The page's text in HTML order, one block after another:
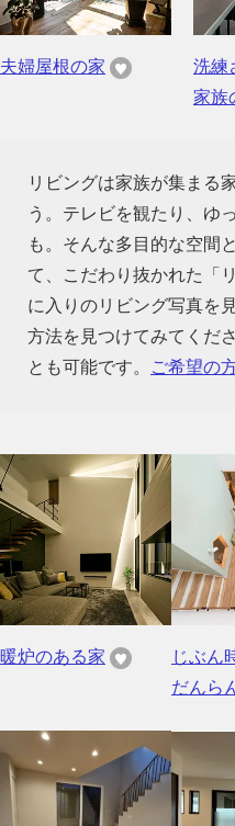
夫婦屋根の家
洗練
家族
リビングは家族が集まる
う。テレビを観たり、ゆ
も。そんな多目的な空間
て、こだわり抜かれた「
に入りのリビング写真を
方法を見つけてみてくだ
とも可能です。
ご希望の
暖炉のある家
じぶん
だんら